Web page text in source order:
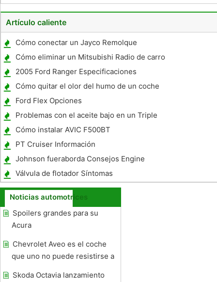
Artículo caliente
Cómo conectar un Jayco Remolque
Cómo eliminar un Mitsubishi Radio de carro
2005 Ford Ranger Especificaciones
Cómo quitar el olor del humo de un coche
usado
Ford Flex Opciones
Problemas con el aceite bajo en un Triple
de velocidad del motor
Cómo instalar AVIC F500BT
PT Cruiser Información
Johnson fueraborda Consejos Engine
Válvula de flotador Síntomas
Noticias automotrices
Spoilers grandes para su
Acura
Chevrolet Aveo es el coche
que uno no puede resistirse a
Skoda Octavia lanzamiento